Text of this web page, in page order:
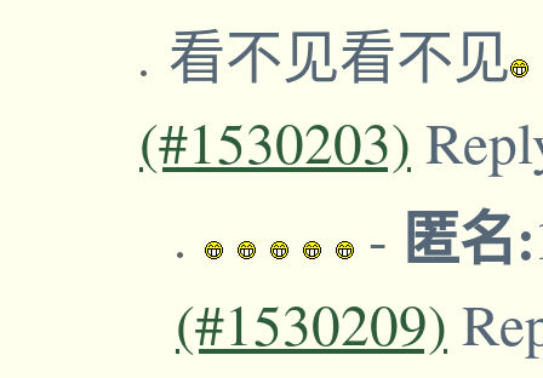
看不见看不见
(#1530203)
- 匿名
(#1530209)